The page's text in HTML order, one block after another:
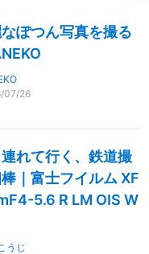
ぽつん写真を撮る
07/26
れて行く、鉄道撮
｜富士フイルム XF
5.6 R LM OIS W
うじ